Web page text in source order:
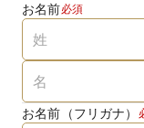
お名前必須
お名前（フリガナ）